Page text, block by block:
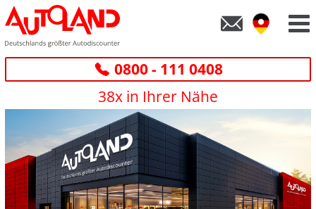
0800 - 111 0408
38x in Ihrer Nähe